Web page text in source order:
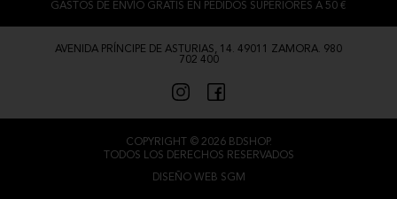
GASTOS DE ENVÍO GRATIS EN PEDIDOS SUPERIORES A 50 €
AVENIDA PRÍNCIPE DE ASTURIAS, 14. 49011 ZAMORA. 980
702 400
COPYRIGHT © 2026 BDSHOP.
TODOS LOS DERECHOS RESERVADOS
DISEÑO WEB SGM